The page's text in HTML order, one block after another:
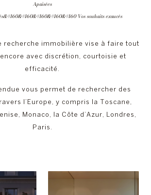
Apaisées
Vos souhaits exaucés
recherche immobilière vise à faire tout
avec discrétion, courtoisie et
efficacité.
vous permet de rechercher des
l’Europe, y compris la Toscane,
Monaco, la Côte d’Azur, Londres,
Paris.